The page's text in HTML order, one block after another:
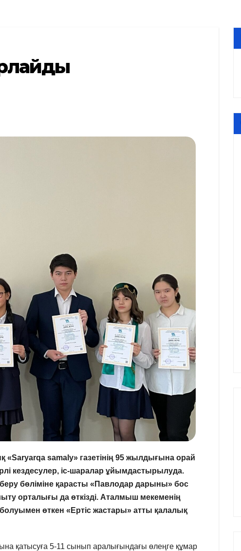
samаly» газетінің 95 жылдығына орай
кездесулер, іс-шаралар ұйымдастырылуда.
бөліміне қарасты «Павлодар дарыны» бос
орталығы да өткізді. Аталмыш мекеменің
өткен «Ертіс жастары» атты қалалық
қатысуға 5-11 сынып аралығындағы өлеңге құмар